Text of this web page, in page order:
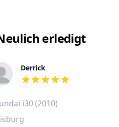
erledigt
Derrick
out of 5 stars
i30 (2010)